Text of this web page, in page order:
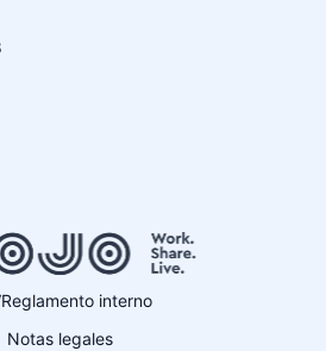
Reglamento interno
Notas legales